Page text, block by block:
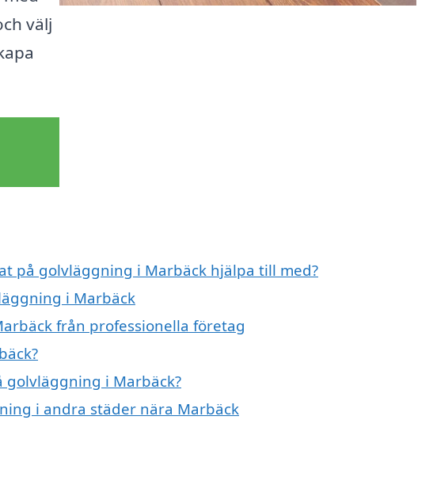
välj
på golvläggning i Marbäck hjälpa till med?
i Marbäck
från professionella företag
i Marbäck?
i andra städer nära Marbäck